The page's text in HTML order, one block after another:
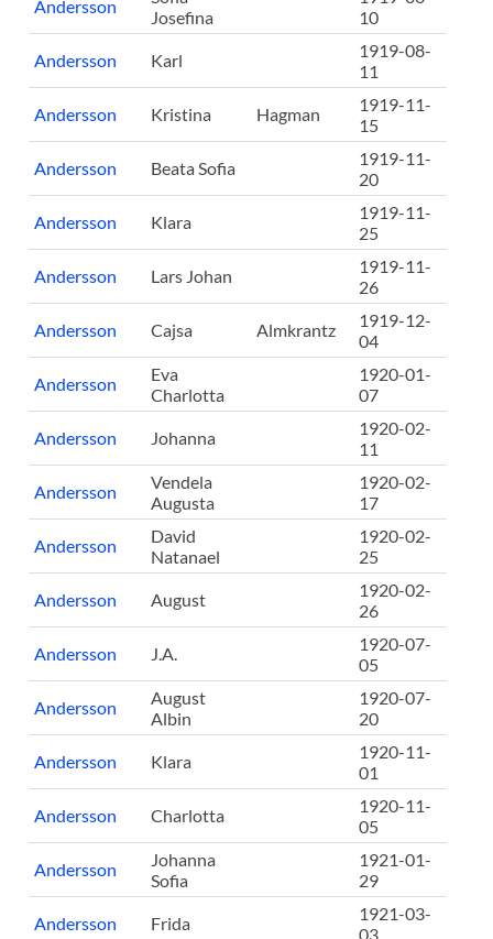
Andersson
Josefina
10
Andersson Karl
1919-08-
11
Andersson Kristina Hagman
1919-11-
15
Andersson Beata Sofia
1919-11-
20
Andersson Klara
1919-11-
25
Andersson Lars Johan
1919-11-
26
Andersson Cajsa Almkrantz
1919-12-
04
Andersson
Eva
Charlotta
1920-01-
07
Andersson Johanna
1920-02-
11
Andersson
Vendela
Augusta
1920-02-
17
Andersson
David
Natanael
1920-02-
25
Andersson August
1920-02-
26
Andersson J.A.
1920-07-
05
Andersson
August
Albin
1920-07-
20
Andersson Klara
1920-11-
01
Andersson Charlotta
1920-11-
05
Andersson
Johanna
Sofia
1921-01-
29
Andersson Frida
1921-03-
03